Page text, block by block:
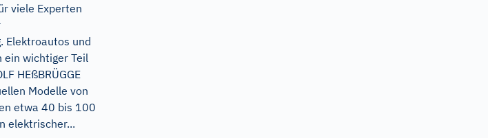
viele Experten
Elektroautos und
ein wichtiger Teil
HEßBRÜGGE
Modelle von
etwa 40 bis 100
elektrischer...